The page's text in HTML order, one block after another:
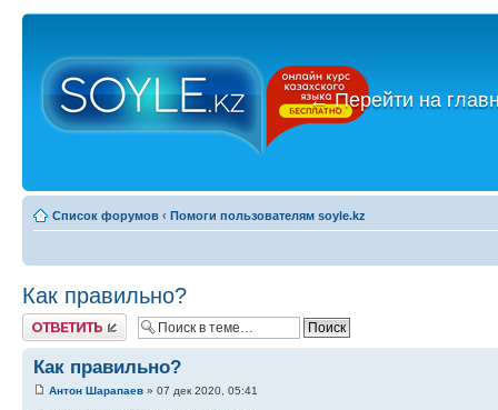
←Перейти на
Список форумов ‹ Помоги пользователям soyle.kz
Как правильно?
Ответить
Как правильно?
Антон Шарапаев » 07 дек 2020, 05:41